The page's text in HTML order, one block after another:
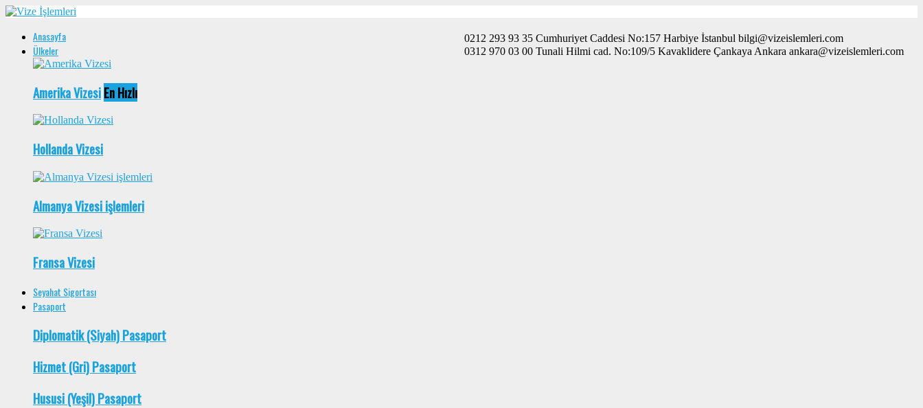
0212 293 93 35 Cumhuriyet Caddesi No:157 Harbiye İstanbul bilgi@vizeislemleri.com
0312 970 03 00 Tunali Hilmi cad. No:109/5 Kavaklidere Çankaya Ankara ankara@vizeislemleri.com
Anasayfa
Ülkeler
Amerika VizesiEn Hızlı
Hollanda Vizesi
Almanya Vizesi işlemleri
Fransa Vizesi
Seyahat Sigortası
Pasaport
Diplomatik (Siyah) Pasaport
Hizmet (Gri) Pasaport
Hususi (Yeşil) Pasaport